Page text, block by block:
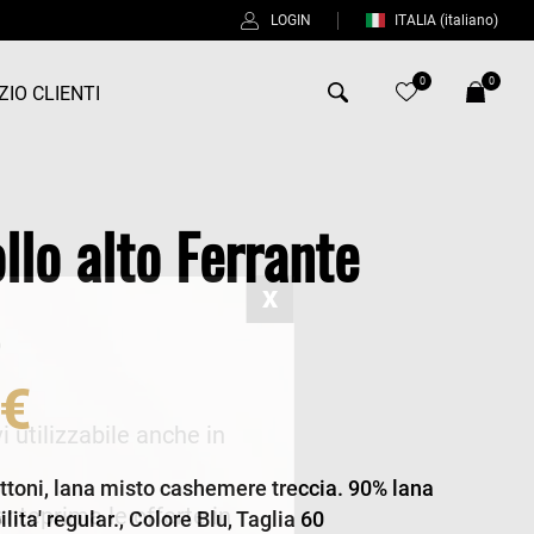
LOGIN ITALIA (italiano)
Bob
Manuel Ritz
Universo
CLIENTI
0 0
alto Ferrante
lana misto cashemere treccia. 90% lana
regular., Colore Blu, Taglia 60
utilizzabile anche in
le offerte in